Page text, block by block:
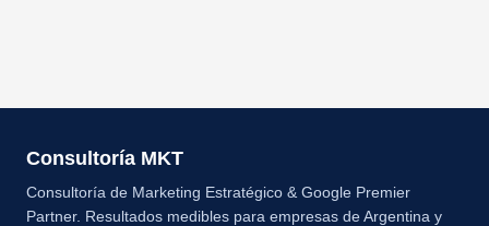
Consultoría MKT
Consultoría de Marketing Estratégico & Google Premier
Partner. Resultados medibles para empresas de Argentina y